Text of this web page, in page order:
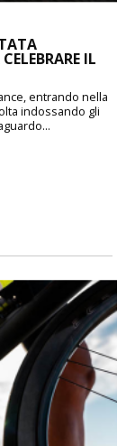
IL
entrando nella
indossando gli